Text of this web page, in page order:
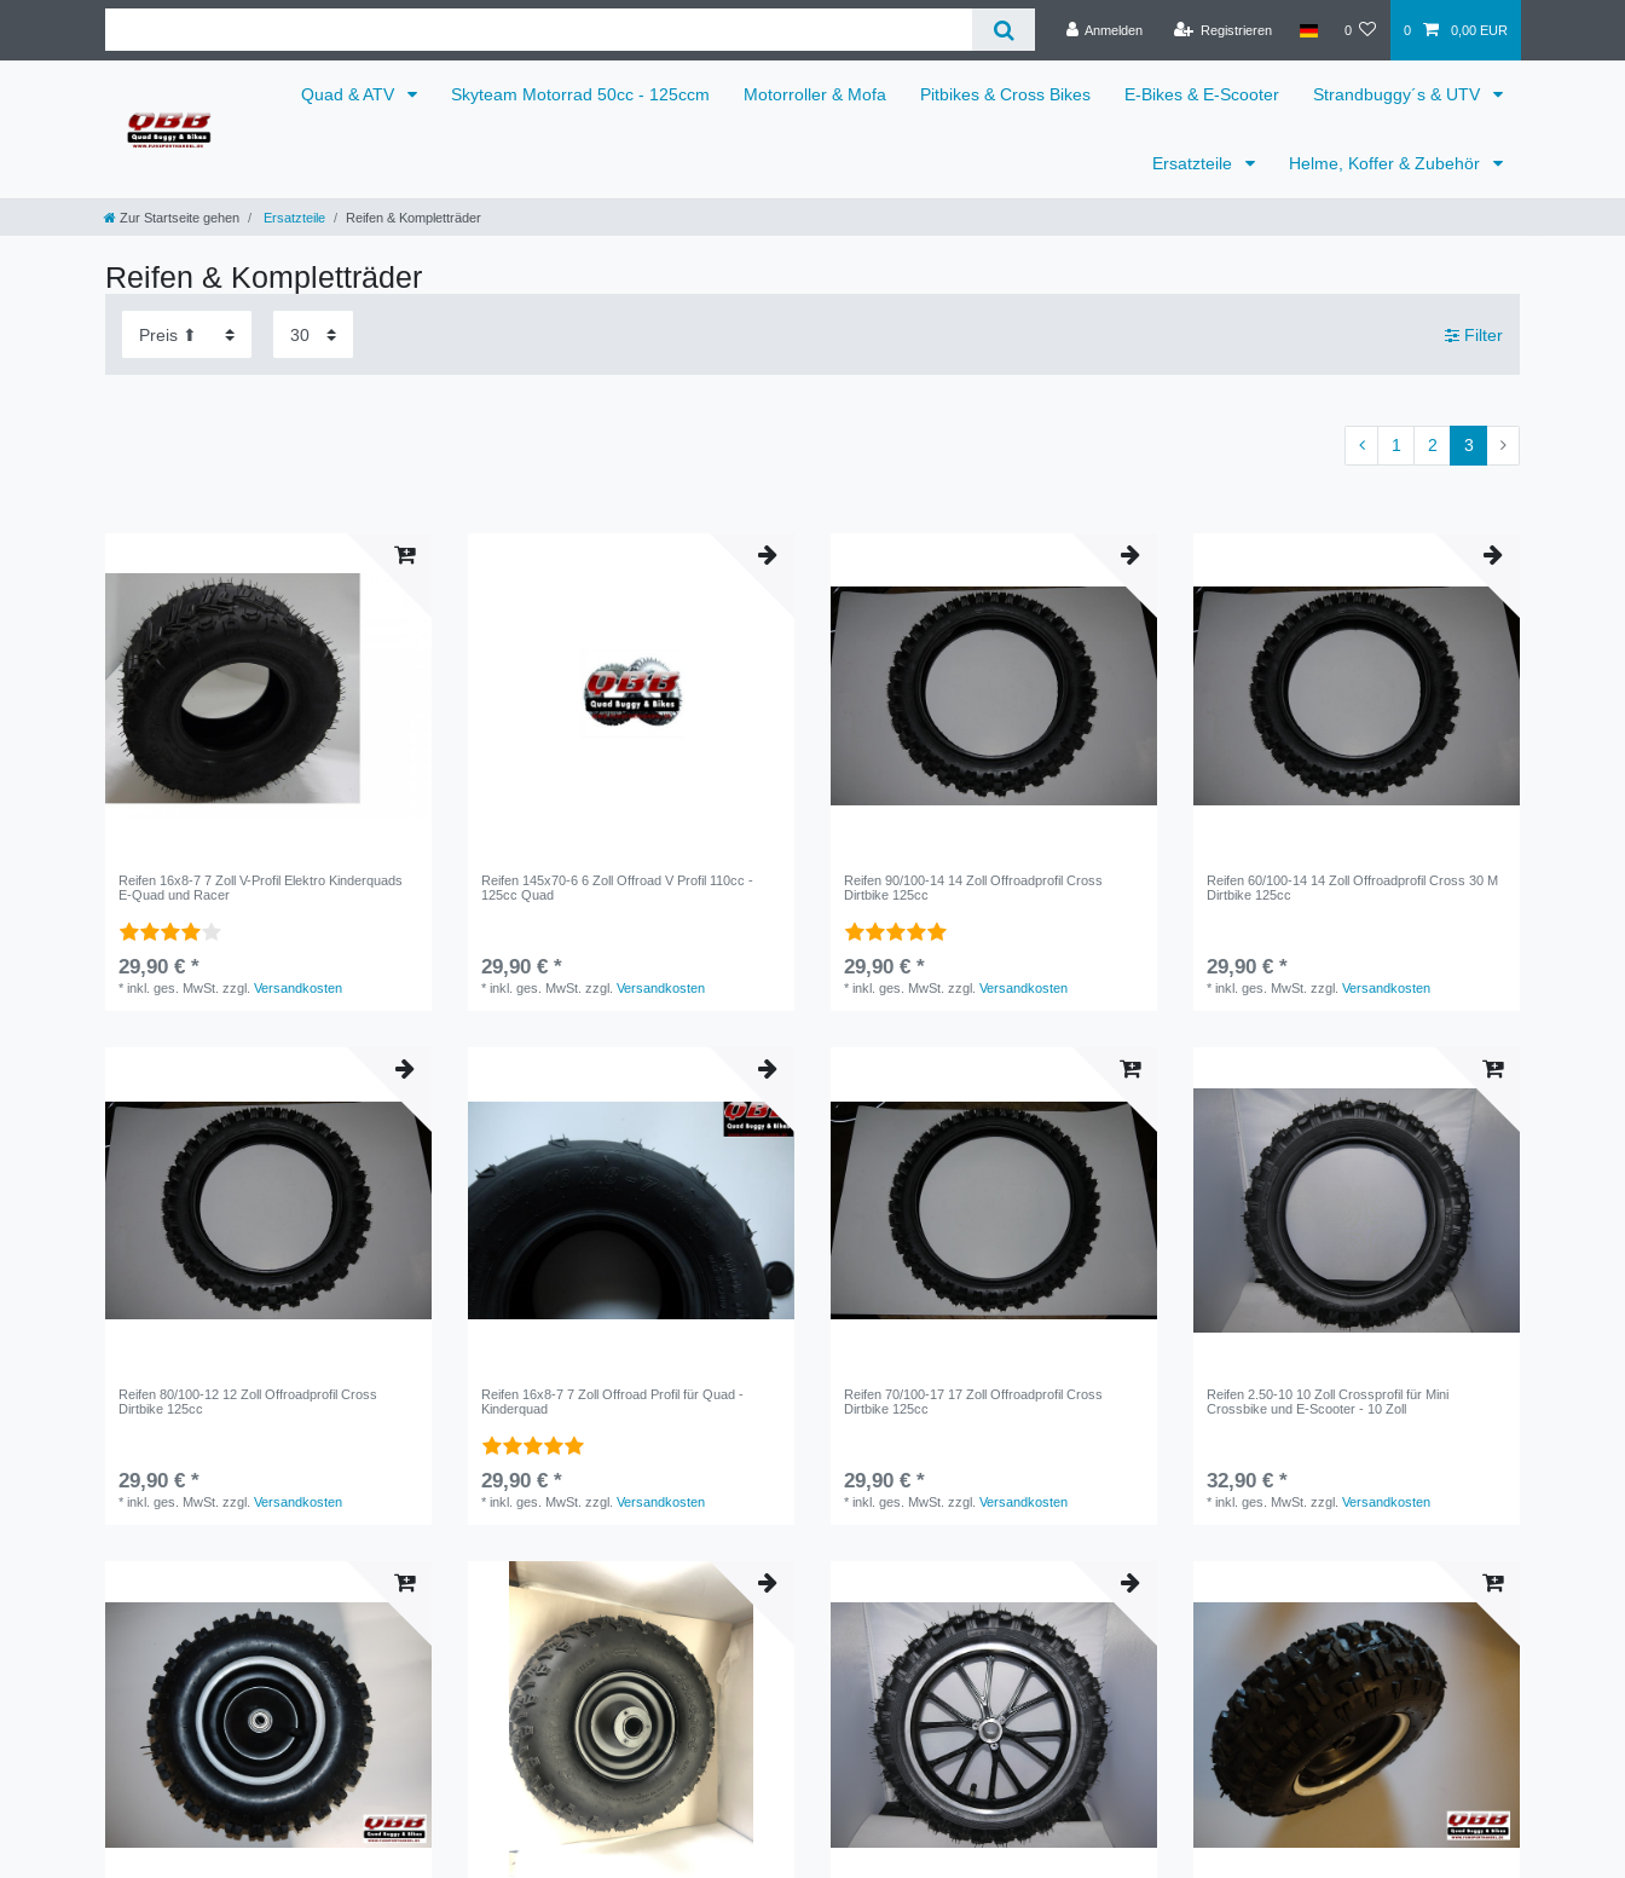
Anmelden Registrieren 0 0 0,00 EUR
Quad & ATV Skyteam Motorrad 50cc - 125ccm Motorroller & Mofa Pitbikes & Cross Bikes E-Bikes & E-Scooter Strandbuggy´s & UTV
Ersatzteile Helme, Koffer & Zubehör
Zur Startseite gehen Ersatzteile Reifen & Kompletträder
Reifen & Kompletträder
Filter
1 2 3
Reifen 16x8-7 7 Zoll V-Profil Elektro Kinderquads
E-Quad und Racer
29,90 € *
*inkl. ges. MwSt. zzgl.Versandkosten
Reifen 145x70-6 6 Zoll Offroad V Profil 110cc -
125cc Quad
29,90 € *
*inkl. ges. MwSt. zzgl.Versandkosten
Reifen 90/100-14 14 Zoll Offroadprofil Cross
Dirtbike 125cc
29,90 € *
*inkl. ges. MwSt. zzgl.Versandkosten
Reifen 60/100-14 14 Zoll Offroadprofil Cross 30 M
Dirtbike 125cc
29,90 € *
*inkl. ges. MwSt. zzgl.Versandkosten
Reifen 80/100-12 12 Zoll Offroadprofil Cross
Dirtbike 125cc
29,90 € *
*inkl. ges. MwSt. zzgl.Versandkosten
Reifen 16x8-7 7 Zoll Offroad Profil für Quad -
Kinderquad
29,90 € *
*inkl. ges. MwSt. zzgl.Versandkosten
Reifen 70/100-17 17 Zoll Offroadprofil Cross
Dirtbike 125cc
29,90 € *
*inkl. ges. MwSt. zzgl.Versandkosten
Reifen 2.50-10 10 Zoll Crossprofil für Mini
Crossbike und E-Scooter - 10 Zoll
32,90 € *
*inkl. ges. MwSt. zzgl.Versandkosten